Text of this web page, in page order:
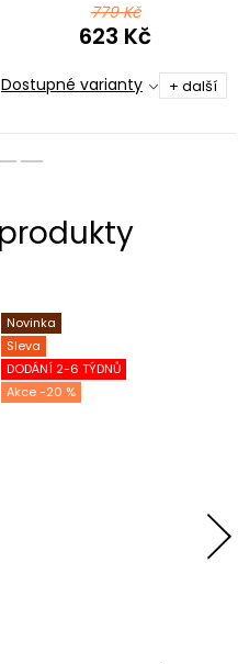
779 Kč
623 Kč
Dostupné varianty + další
Novinka
Sleva
DODÁNÍ 2-6 TÝDNŮ
-20 %